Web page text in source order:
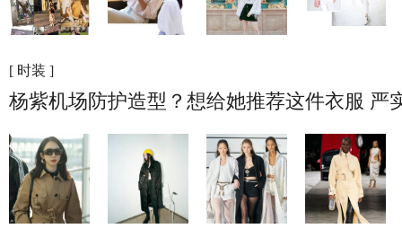
[ 时装 ]
杨紫机场防护造型？想给她推荐这件衣服 严